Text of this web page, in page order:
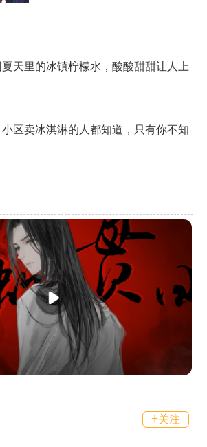
天里的冰镇柠檬水，酸酸甜甜让人上
区卖冰淇淋的人都知道，只有你不知
+关注